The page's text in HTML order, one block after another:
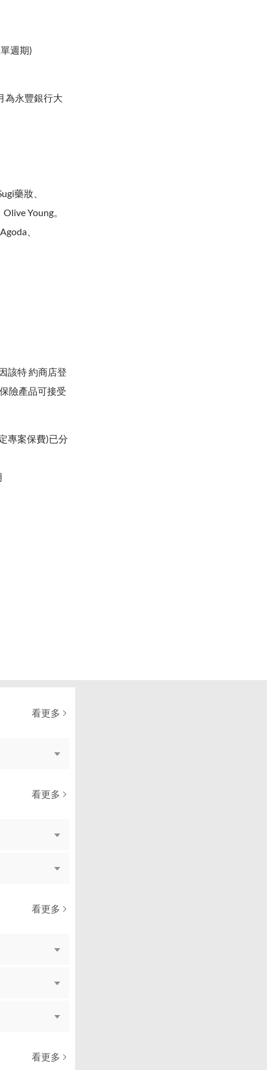
週期)
為永豐銀行大
藥妝、
Young。
、
該特 約商店登
險產品可接受
專案保費)已分
看更多
看更多
看更多
看更多